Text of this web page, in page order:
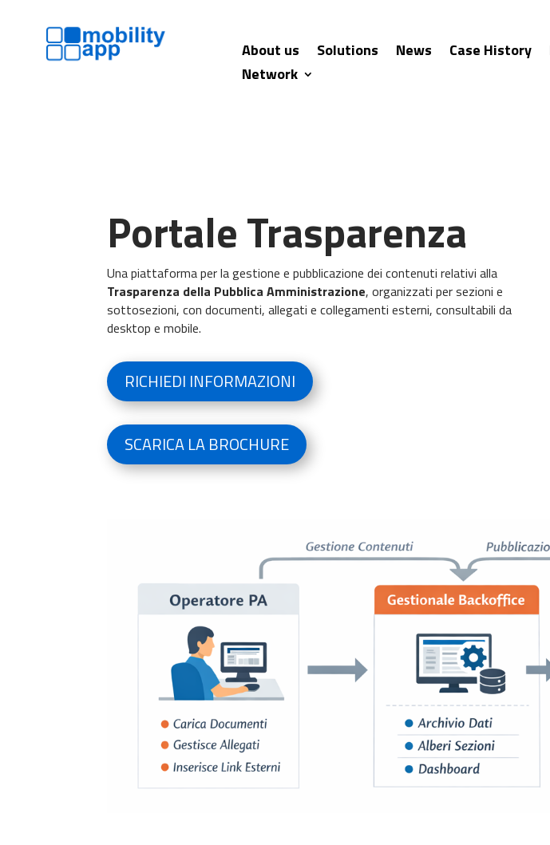
About us Solutions News Case History
Network
Portale Trasparenza
Una piattaforma per la gestione e pubblicazione dei contenuti relativi alla
Trasparenza della Pubblica Amministrazione, organizzati per sezioni e
sottosezioni, con documenti, allegati e collegamenti esterni, consultabili da
desktop e mobile.
RICHIEDI INFORMAZIONI
SCARICA LA BROCHURE